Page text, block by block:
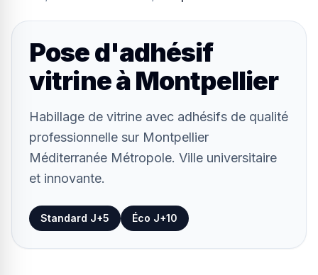
Pose d'adhésif
vitrineàMontpellier
Habillage de vitrine avec adhésifs de qualité
professionnelle sur Montpellier
Méditerranée Métropole. Ville universitaire
et innovante.
Standard J+5 Éco J+10